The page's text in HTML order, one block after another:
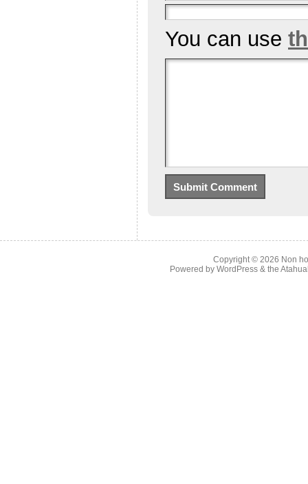
You can use
Copyright © 2026 Non
Powered by WordPress & the